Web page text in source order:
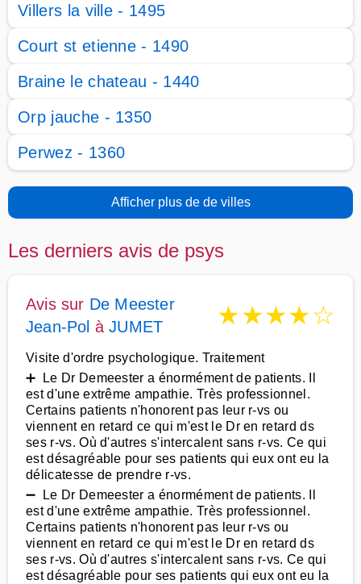
Villers la ville - 1495
Court st etienne - 1490
Braine le chateau - 1440
Orp jauche - 1350
Perwez - 1360
Afficher plus de de villes
Les derniers avis de psys
Avis sur De Meester
Jean-Pol àJUMET ★★★★☆
Visite d'ordre psychologique. Traitement
➕ Le Dr Demeester a énormément de patients. Il
est d'une extrême ampathie. Très professionnel.
Certains patients n'honorent pas leur r-vs ou
viennent en retard ce qui m'est le Dr en retard ds
ses r-vs. Où d'autres s'intercalent sans r-vs. Ce qui
est désagréable pour ses patients qui eux ont eu la
délicatesse de prendre r-vs.
➖ Le Dr Demeester a énormément de patients. Il
est d'une extrême ampathie. Très professionnel.
Certains patients n'honorent pas leur r-vs ou
viennent en retard ce qui m'est le Dr en retard ds
ses r-vs. Où d'autres s'intercalent sans r-vs. Ce qui
est désagréable pour ses patients qui eux ont eu la